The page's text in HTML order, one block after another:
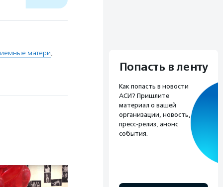
матери,
Попасть в ленту
Как попасть в новости
АСИ? Пришлите
материал о вашей
организации, новость,
пресс-релиз, анонс
события.